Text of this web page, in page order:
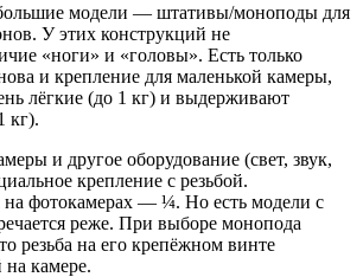
модели — штативы/моноподы для
У этих конструкций не
«ноги» и «головы». Есть только
и крепление для маленькой камеры,
лёгкие (до 1 кг) и выдерживают
кг).
и другое оборудование (свет, звук,
крепление с резьбой.
на фотокамерах — ¼. Но есть модели с
реже. При выборе монопода
резьба на его крепёжном винте
на камере.